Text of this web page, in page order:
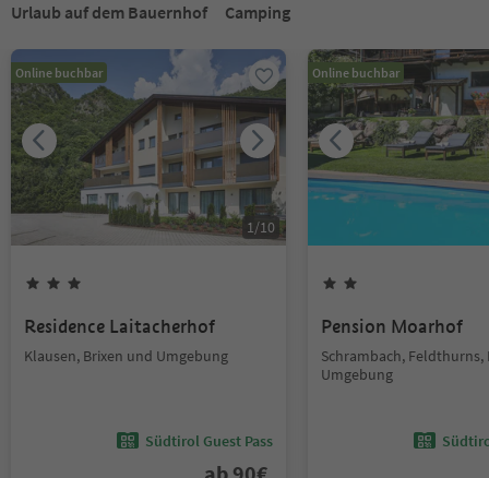
Urlaub auf dem Bauernhof
Camping
Online buchbar
1/10
Residence Laitacherhof
Klausen, Brixen und Umgebung
Südtirol Guest Pass
Online buchbar
Pension Moarhof
Schrambach, Feldthurns,
Umgebung